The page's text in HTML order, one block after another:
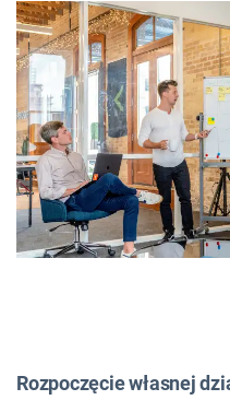
Rozpoczęcie własnej